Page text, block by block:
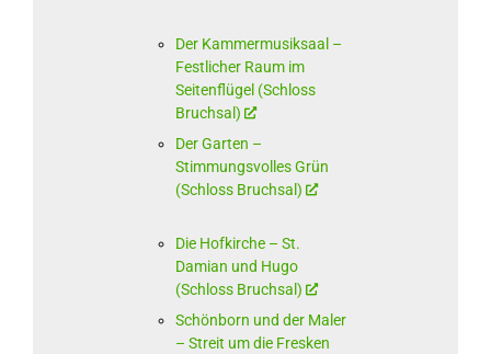
Der Kammermusiksaal –
Festlicher Raum im
Seitenflügel (Schloss
Bruchsal)
Der Garten –
Stimmungsvolles Grün
(Schloss Bruchsal)
Die Hofkirche – St.
Damian und Hugo
(Schloss Bruchsal)
Schönborn und der Maler
– Streit um die Fresken